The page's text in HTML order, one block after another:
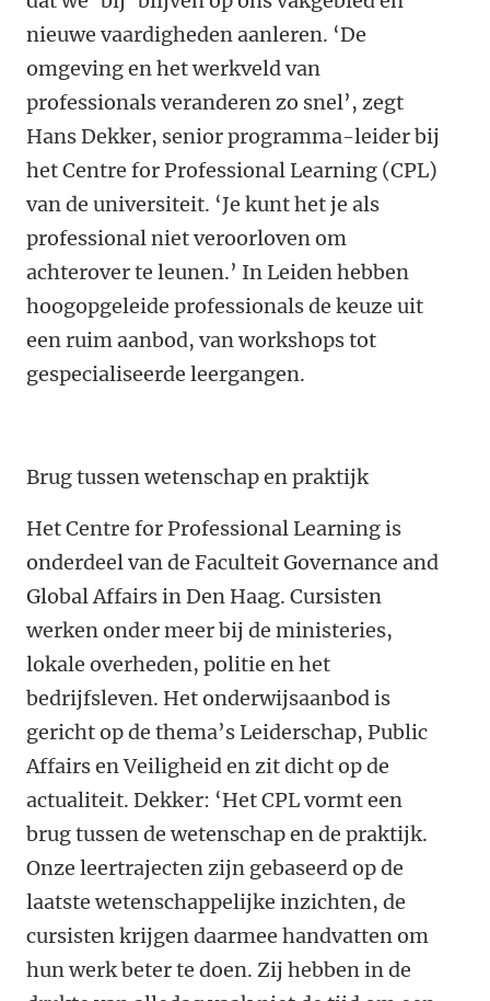
nieuwe vaardigheden aanleren. ‘De
omgeving en het werkveld van
professionals veranderen zo snel’, zegt
Hans Dekker, senior programma-leider bij
het Centre for Professional Learning (CPL)
van de universiteit. ‘Je kunt het je als
professional niet veroorloven om
achterover te leunen.’ In Leiden hebben
hoogopgeleide professionals de keuze uit
een ruim aanbod, van workshops tot
gespecialiseerde leergangen.
Brug tussen wetenschap en praktijk
Het Centre for Professional Learning is
onderdeel van de Faculteit Governance and
Global Affairs in Den Haag. Cursisten
werken onder meer bij de ministeries,
lokale overheden, politie en het
bedrijfsleven. Het onderwijsaanbod is
gericht op de thema’s Leiderschap, Public
Affairs en Veiligheid en zit dicht op de
actualiteit. Dekker: ‘Het CPL vormt een
brug tussen de wetenschap en de praktijk.
Onze leertrajecten zijn gebaseerd op de
laatste wetenschappelijke inzichten, de
cursisten krijgen daarmee handvatten om
hun werk beter te doen. Zij hebben in de